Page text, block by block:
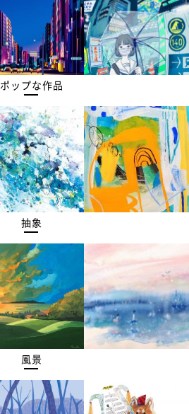
ポップな作品
抽象
風景